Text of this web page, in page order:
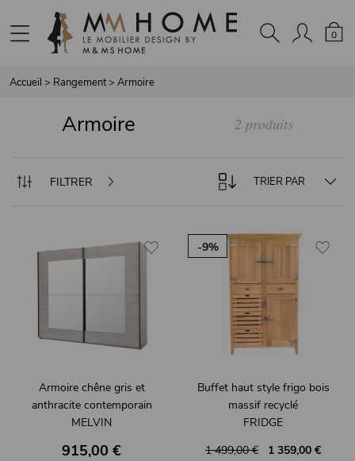
0
Accueil > Rangement> Armoire
Armoire 2 produits
FILTRER TRIER PAR
Armoire chêne gris et
anthracite contemporain
MELVIN
915,00 €
-9%
Buffet haut style frigo bois
massif recyclé
FRIDGE
1 499,00 €
1 359,00 €
Panneau de gestion des cookies